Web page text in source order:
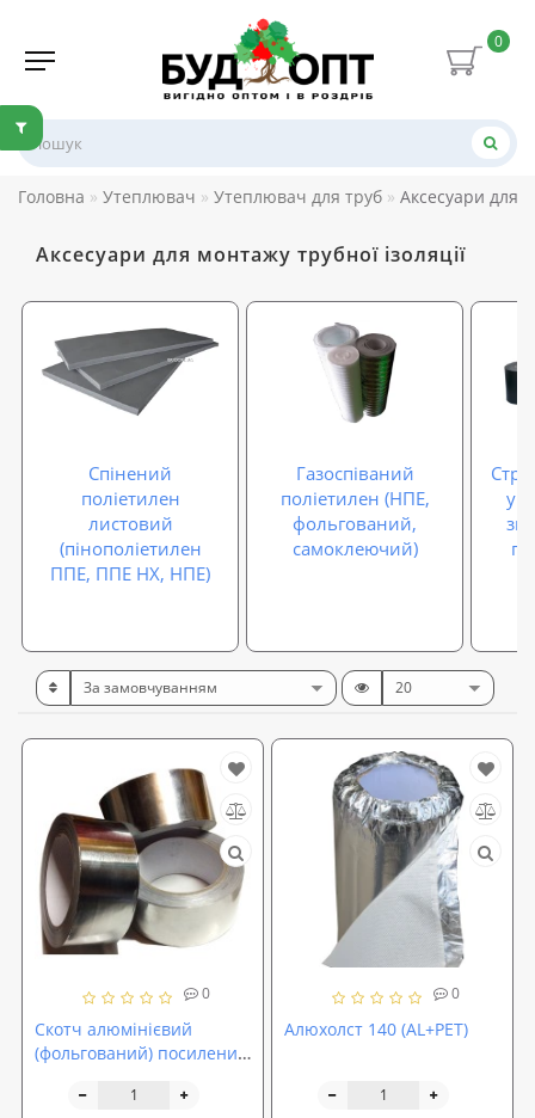
0
Головна Утеплювач Утеплювач для труб Аксесуари для
Аксесуари для монтажу трубної ізоляції
Спінений
поліетилен
листовий
(пінополіетилен
ППЕ, ППЕ НХ, НПЕ)
Газоспіваний
поліетилен (НПЕ,
фольгований,
самоклеючий)
0
Скотч алюмінієвий
(фольгований) посилений
PET 50мм (40м)
0
Алюхолст 140 (AL+PET)